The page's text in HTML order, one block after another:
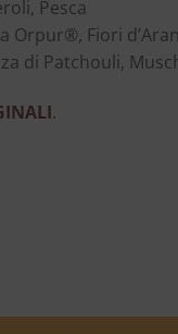
Pesca
Orpur®, Fiori
di Patchouli,
.
d'Orange